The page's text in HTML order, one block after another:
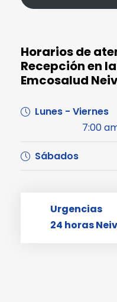
Horarios de
Recepción en
Emcosalud
Lunes - Viernes
7:00
Sábados
Urgencias
24 horas